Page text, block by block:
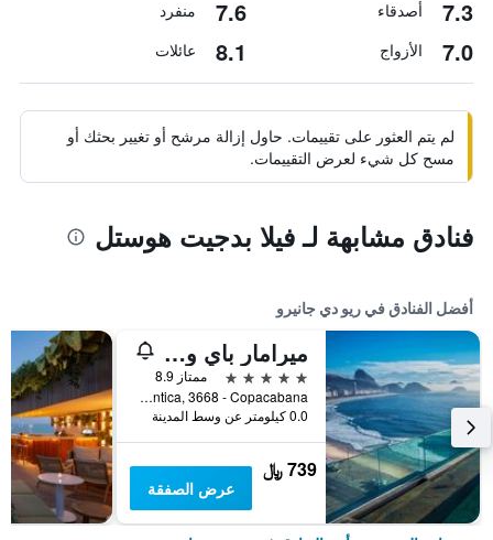
7.3 أصدقاء 7.6 منفرد
7.0 الأزواج 8.1 عائلات
لم يتم العثور على تقييمات. حاول إزالة مرشح أو تغيير بحثك أو
مسح كل شيء لعرض التقييمات.
فنادق مشابهة لـ فيلا بدجيت هوستل
أفضل الفنادق في ريو دي جانيرو
ميرامار باي ويندسور كوباكابانا
5 نجوم
ممتاز 8.9
Avenida Atlantica, 3668 - Copacabana, ريو دي جانيرو, البرازيل
0.0 كيلومتر عن وسط المدينة
739 ﷼
عرض الصفقة